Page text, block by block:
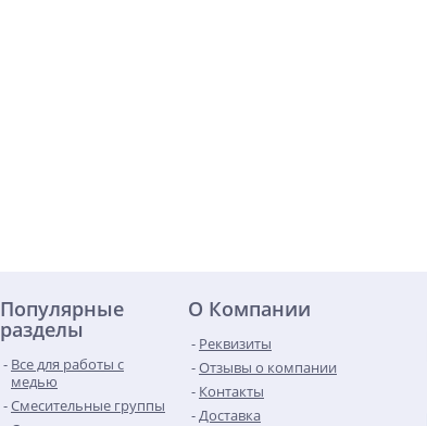
Популярные
разделы
Все для работы с
медью
Смесительные группы
О Компании
Реквизиты
Отзывы о компании
Контакты
Доставка